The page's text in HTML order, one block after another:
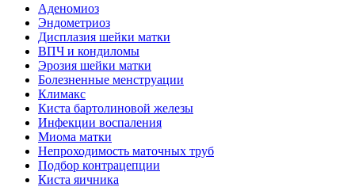
Аденомиоз
Эндометриоз
Дисплазия шейки матки
ВПЧ и кондиломы
Эрозия шейки матки
Болезненные менструации
Климакс
Киста бартолиновой железы
Инфекции воспаления
Миома матки
Непроходимость маточных труб
Подбор контрацепции
Киста яичника